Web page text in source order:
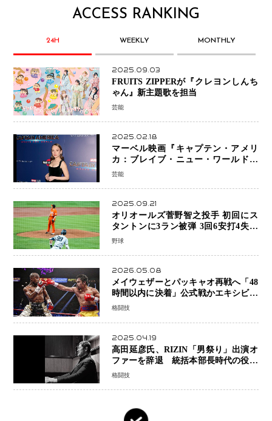
ACCESS RANKING
24H WEEKLY MONTHLY
2025.09.03
FRUITS ZIPPERが『クレヨンしんち
ゃん』新主題歌を担当
芸能
2025.02.18
マーベル映画『キャプテン・アメリ
カ：ブレイブ・ニュー・ワールド』
新ブラック・ウィドウ役のシラ・ハー
芸能
2025.09.21
オリオールズ菅野智之投手 初回にス
タントンに3ラン被弾 3回6安打4失点
で降板
野球
2026.05.08
メイウェザーとパッキャオ再戦へ「48
時間以内に決着」公式戦かエキシビシ
ョンか混迷続く
格闘技
2025.04.19
高田延彦氏、RIZIN「男祭り」出演オ
ファーを辞退 統括本部長時代の役目
「すでに終えています」と明言
格闘技